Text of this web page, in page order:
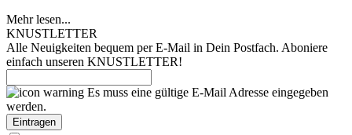
Mehr lesen...
KNUSTLETTER
Alle Neuigkeiten bequem per E-Mail in Dein Postfach. Aboniere
einfach unseren KNUSTLETTER!
Es muss eine gültige E-Mail Adresse eingegeben
werden.